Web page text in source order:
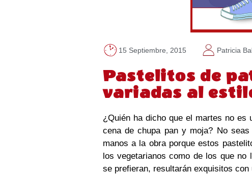
15 Septiembre, 2015 Patricia
Pastelitos de
variadas al
¿Quién ha dicho que el martes no es
cena de chupa pan y moja? No
manos a la obra porque estos
los vegetarianos como de los que no
se prefieran, resultarán exquisitos